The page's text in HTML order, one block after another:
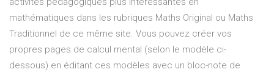
mathématiques dans les rubriques Maths Original ou Maths
Traditionnel de ce même site. Vous pouvez créer vos
propres pages de calcul mental (selon le modèle ci-
dessous) en éditant ces modèles avec un bloc-note de